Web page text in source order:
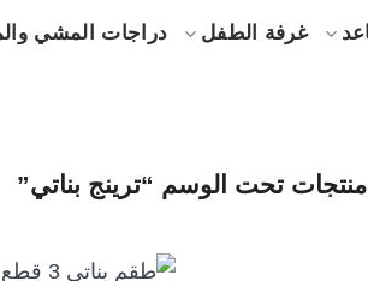
غرفة الطفل دراجات المشي
منتجات تحت الوسم “ترينج بناتي”